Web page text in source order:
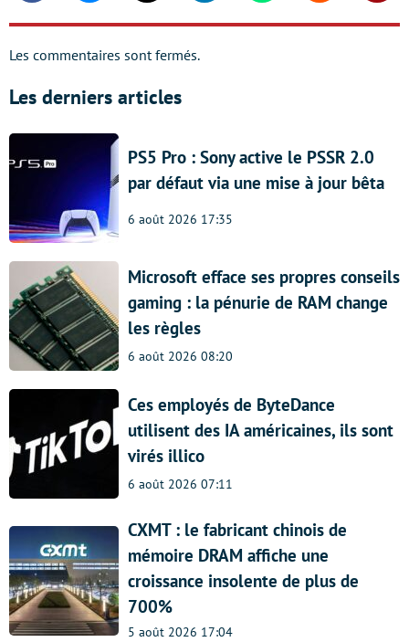
Les commentaires sont fermés.
Les derniers articles
PS5 Pro : Sony active le PSSR 2.0
par défaut via une mise à jour bêta
6 août 2026 17:35
Microsoft efface ses propres conseils
gaming : la pénurie de RAM change
les règles
6 août 2026 08:20
Ces employés de ByteDance
utilisent des IA américaines, ils sont
virés illico
6 août 2026 07:11
CXMT : le fabricant chinois de
mémoire DRAM affiche une
croissance insolente de plus de
700%
5 août 2026 17:04